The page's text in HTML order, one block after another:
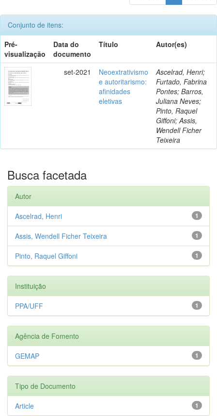
Conjunto de itens:
Pré-
visualização
Data do
documento
Título Autor(es)
set-2021
Neoextrativismo
e autoritarismo:
afinidades
eletivas
Ascelrad, Henri;
Furtado, Fabrina
Pontes; Barros,
Juliana Neves;
Pinto, Raquel
Giffoni; Assis,
Wendell Ficher
Teixeira
Busca facetada
Autor
1
Ascelrad, Henri
1
Assis, Wendell Ficher Teixeira
1
Pinto, Raquel Giffoni
Instituição
1
PPA/UFF
Agência de Fomento
1
GEMAP
Tipo de Documento
1
Article